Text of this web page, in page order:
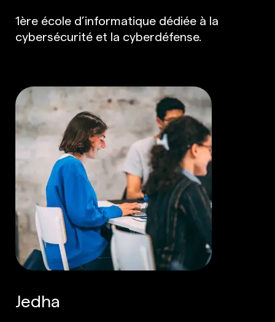
1ère école d’informatique dédiée à la
cybersécurité et la cyberdéfense.
Jedha